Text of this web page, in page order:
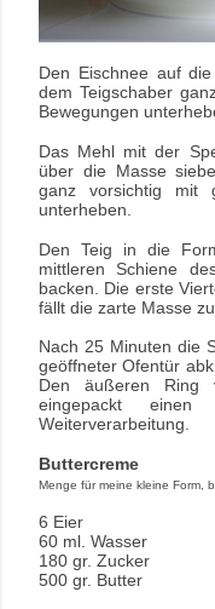
Den Eischnee auf
dem Teigschaber
Bewegungen
Das Mehl mit der
über die Masse
ganz vorsichtig mit
unterheben.
Den Teig in die
mittleren Schiene
backen. Die erste
fällt die zarte Masse
Nach 25 Minuten die
geöffneter Ofentür
Den äußeren Ring
eingepackt
Weiterverarbeitung.
Buttercreme
Menge für meine kleine Form,
6 Eier
60 ml. Wasser
180 gr. Zucker
500 gr. Butter